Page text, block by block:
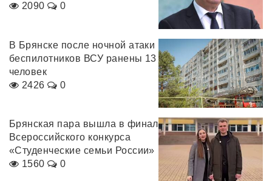
2090
0
В Брянске после ночной атаки
беспилотников ВСУ ранены 13
человек
2426
0
Брянская пара вышла в финал
Всероссийского конкурса
«Студенческие семьи России»
1560
0